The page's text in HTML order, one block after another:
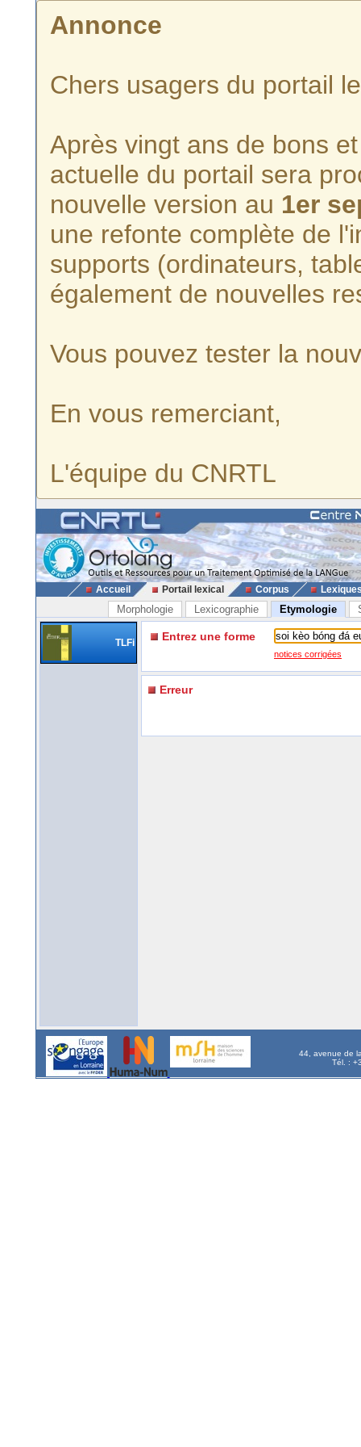
Annonce
Chers usagers du portail
Après vingt ans de bons
actuelle du portail sera
nouvelle version au 1er
une refonte complète de
supports (ordinateurs,
également de nouvelles
Vous pouvez tester la
En vous remerciant,
L'équipe du CNRTL
Accueil Portail lexical Corpus
Morphologie Lexicographie Etymologie
TLFi Entrez une forme
notices corrigées
Erreur
44, avenue de
Tél. :